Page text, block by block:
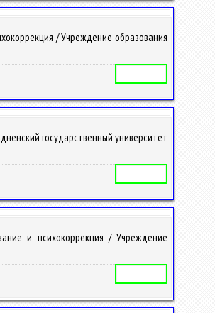
/ Учреждение образования
государственный университет
и психокоррекция / Учреждение